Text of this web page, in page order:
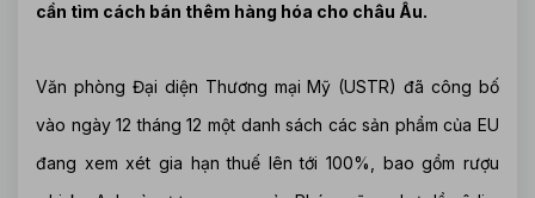
cần tìm cách bán thêm hàng hóa cho châu Âu.
Văn phòng Đại diện Thương mại Mỹ (USTR) đã công bố
vào ngày 12 tháng 12 một danh sách các sản phẩm của EU
đang xem xét gia hạn thuế lên tới 100%, bao gồm rượu